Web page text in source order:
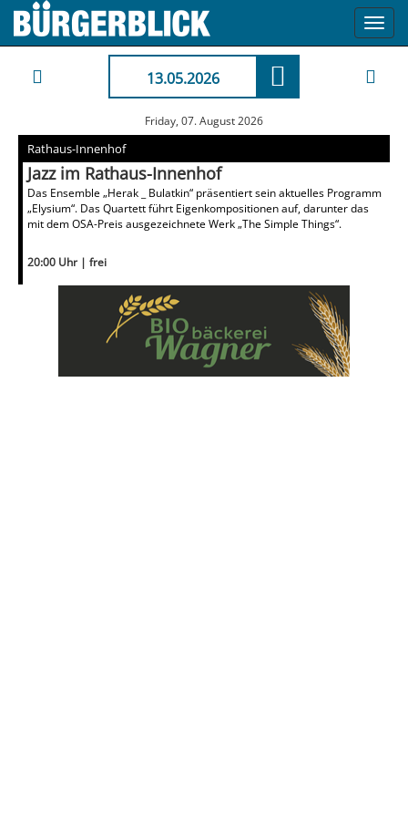
13.05.2026
Friday, 07. August 2026
Rathaus-Innenhof
Jazz im Rathaus-Innenhof
Das Ensemble „Herak _ Bulatkin“ präsentiert sein aktuelles Programm
„Elysium“. Das Quartett führt Eigenkompositionen auf, darunter das
mit dem OSA-Preis ausgezeichnete Werk „The Simple Things“.
20:00 Uhr | frei